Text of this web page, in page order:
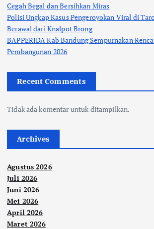
Cegah Begal dan Bersihkan Miras
Polisi Ungkap Kasus Pengeroyokan Viral di
Berawal dari Knalpot Brong
BAPPERIDA Kab Bandung Sempurnakan
Pembangunan 2026
Recent Comments
Tidak ada komentar untuk ditampilkan.
Archives
Agustus 2026
Juli 2026
Juni 2026
Mei 2026
April 2026
Maret 2026